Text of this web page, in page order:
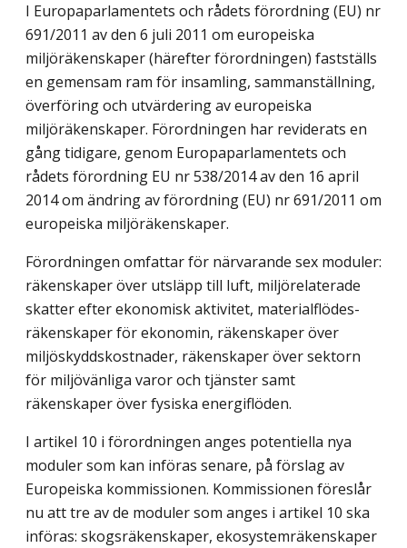
I Europaparlamentets och rådets förordning (EU) nr
691/2011 av den 6 juli 2011 om europeiska
miljöräkenskaper (härefter förordningen) fastställs
en gemensam ram för insamling, sammanställning,
överföring och utvärdering av europeiska
miljöräkenskaper. Förordningen har reviderats en
gång tidig­are, genom Europaparlamentets och
rådets förordning EU nr 538/2014 av den 16 april
2014 om ändring av förordning (EU) nr 691/2011 om
euro­peiska miljöräkenskaper.
Förordningen omfattar för närvarande sex moduler:
räkenskaper över utsläpp till luft, miljörelaterade
skatter efter ekonomisk aktivitet, materialflödes­
räkenskaper för ekonomin, räkenskaper över
miljöskyddskostnader, räken­skaper över sektorn
för miljövänliga varor och tjänster samt
räkenskaper över fysiska energiflöden.
I artikel 10 i förordningen anges potentiella nya
moduler som kan införas senare, på förslag av
Europeiska kommissionen. Kommissionen föreslår
nu att tre av de moduler som anges i artikel 10 ska
införas: skogsräkenskaper, ekosystemräkenskaper